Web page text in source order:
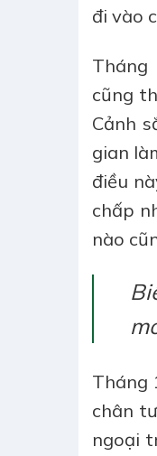
đi vào
Tháng
cũng
Cảnh
gian
điều
chấp
nào
Tháng
chân
ngoại